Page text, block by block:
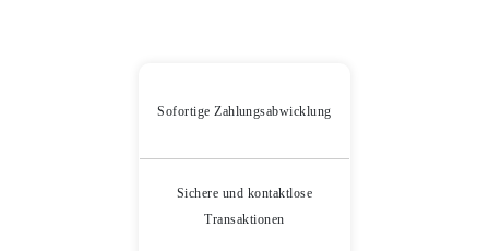
Sofortige Zahlungsabwicklung
Sichere und kontaktlose
Transaktionen